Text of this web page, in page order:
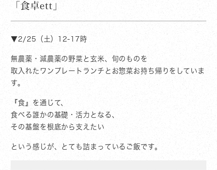
「食卓ett」
▼2/25（土）12-17時
無農薬・減農薬の野菜と玄米、旬のものを
取入れたワンプレートランチとお惣菜お持ち帰りをしていま
す。
『食』を通じて、
食べる誰かの基礎・活力となる、
その基盤を根底から支えたい
という感じが、とても詰まっているご飯です。